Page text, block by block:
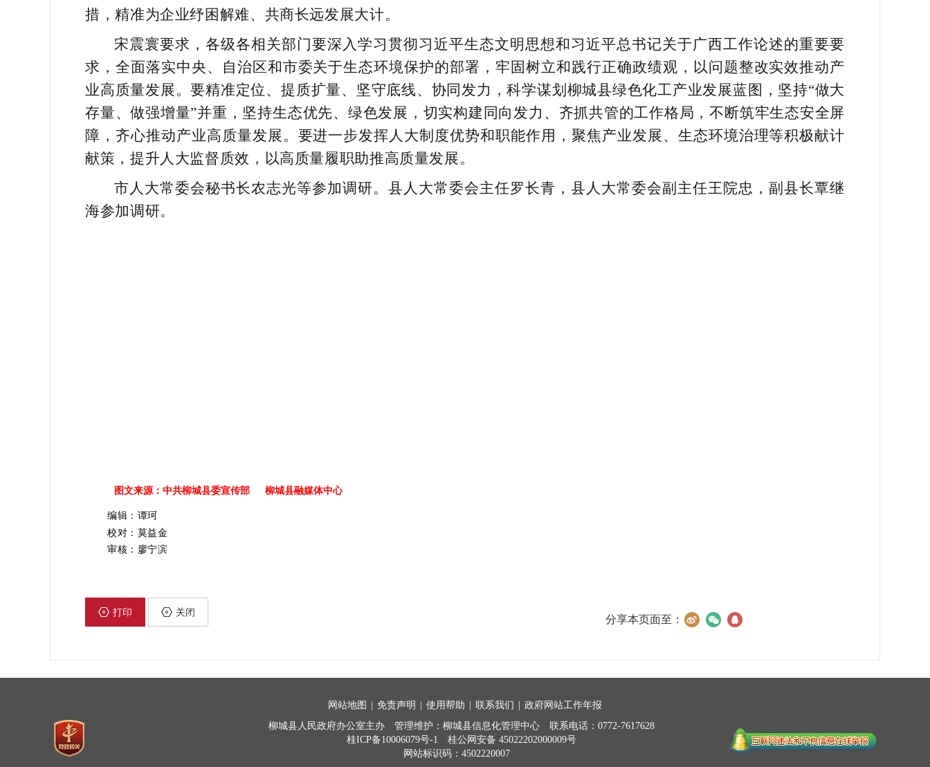
措，精准为企业纾困解难、共商长远发展大计。
宋震寰要求，各级各相关部门要深入学习贯彻习近平生态文明思想和习近平总书记关于广西工作论述的重要要
求，全面落实中央、自治区和市委关于生态环境保护的部署，牢固树立和践行正确政绩观，以问题整改实效推动产
业高质量发展。要精准定位、提质扩量、坚守底线、协同发力，科学谋划柳城县绿色化工产业发展蓝图，坚持“做大
存量、做强增量”并重，坚持生态优先、绿色发展，切实构建同向发力、齐抓共管的工作格局，不断筑牢生态安全屏
障，齐心推动产业高质量发展。要进一步发挥人大制度优势和职能作用，聚焦产业发展、生态环境治理等积极献计
献策，提升人大监督质效，以高质量履职助推高质量发展。
市人大常委会秘书长农志光等参加调研。县人大常委会主任罗长青，县人大常委会副主任王院忠，副县长覃继
海参加调研。
图文来源：中共柳城县委宣传部 柳城县融媒体中心
编辑：谭珂
校对：莫益金
审核：廖宁滨
打印 关闭
分享本页面至：
网站地图 免责声明 使用帮助 联系我们
政府网站工作年报
柳城县人民政府办公室主办
管理维护：柳城县信息化管理中心
联系电话：0772-7617628
桂ICP备10006079号-1
桂公网安备 45022202000009号
网站标识码：4502220007